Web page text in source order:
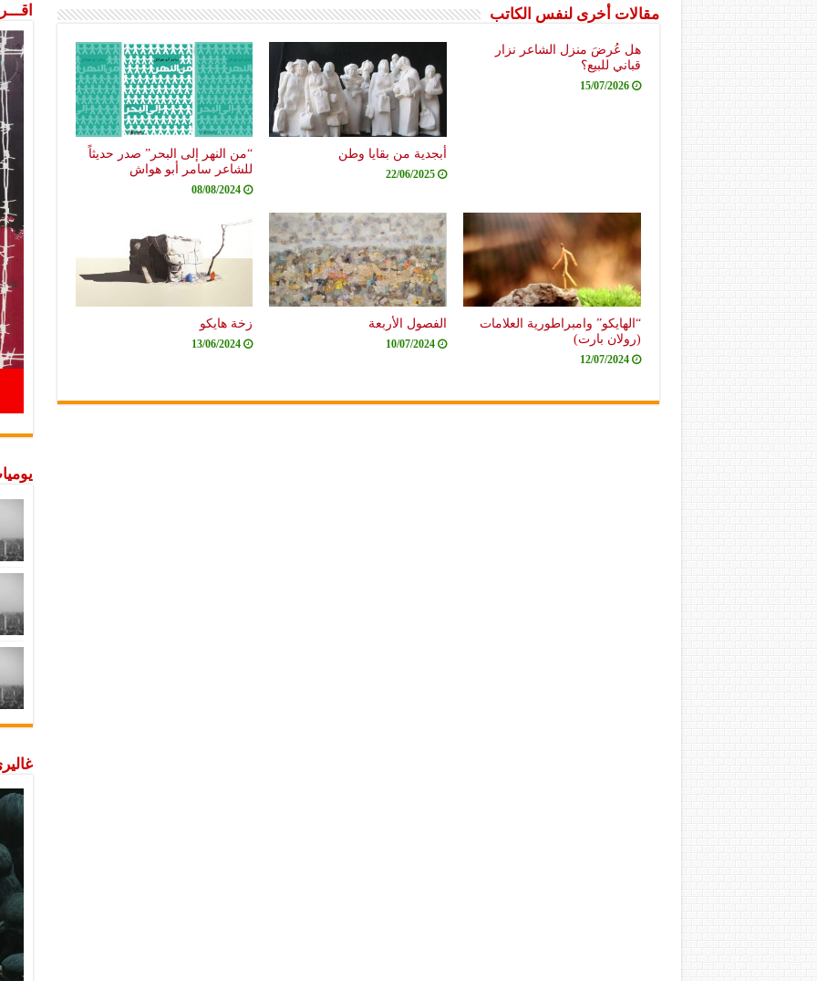
مقالات أخرى لنفس الكاتب
هل عُرضَ منزل الشاعر نزار
قباني للبيع؟
15/07/2026
أبجدية من بقايا وطن
22/06/2025
“من النهر إلى البحر” صدر حديثاً
للشاعر سامر أبو هواش
08/08/2024
“الهايكو” وامبراطورية العلامات
(رولان بارت)
12/07/2024
الفصول الأربعة
10/07/2024
زخة هايكو
13/06/2024